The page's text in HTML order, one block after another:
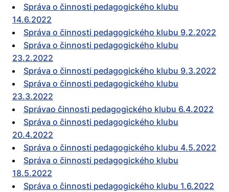
Správa o činnosti pedagogického klubu
14.6.2022
Správa o činnosti pedagogického klubu 9.2.2022
Správa o činnosti pedagogického klubu
23.2.2022
Správa o činnosti pedagogického klubu 9.3.2022
Správa o činnosti pedagogického klubu
23.3.2022
Správao činnosti pedagogického klubu 6.4.2022
Správa o činnosti pedagogického klubu
20.4.2022
Správa o činnosti pedagogického klubu 4.5.2022
Správa o činnosti pedagogického klubu
18.5.2022
Správa o činnosti pedagogického klubu 1.6.2022